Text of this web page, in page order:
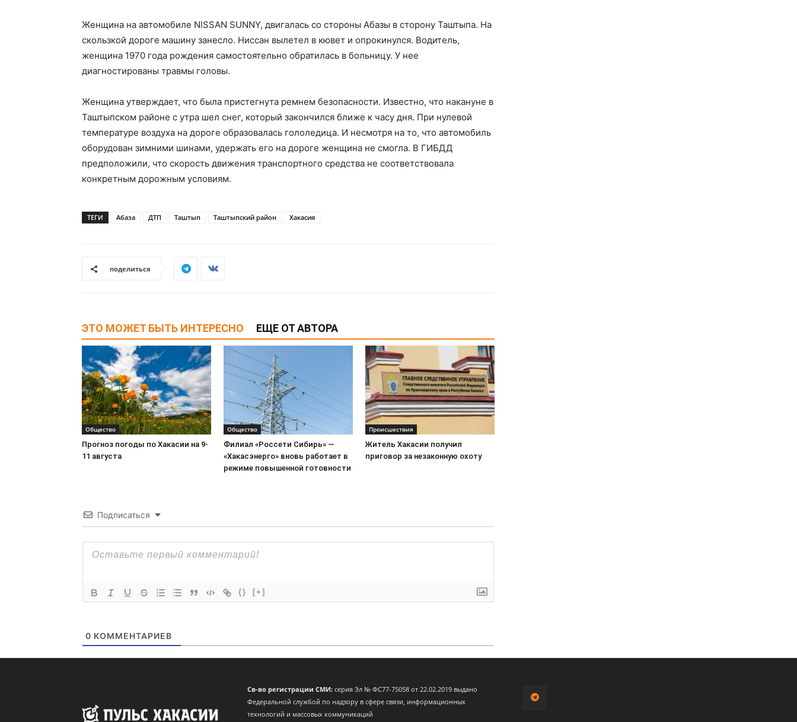
Женщина на автомобиле NISSAN SUNNY, двигалась со стороны Абазы в сторону Таштыпа. На
скользкой дороге машину занесло. Ниссан вылетел в кювет и опрокинулся. Водитель,
женщина 1970 года рождения самостоятельно обратилась в больницу. У нее
диагностированы травмы головы.
Женщина утверждает, что была пристегнута ремнем безопасности. Известно, что накануне в
Таштыпском районе с утра шел снег, который закончился ближе к часу дня. При нулевой
температуре воздуха на дороге образовалась гололедица. И несмотря на то, что автомобиль
оборудован зимними шинами, удержать его на дороге женщина не смогла. В ГИБДД
предположили, что скорость движения транспортного средства не соответствовала
конкретным дорожным условиям.
ТЕГИ Абаза ДТП Таштып Таштыпский район Хакасия
поделиться
ЭТО МОЖЕТ БЫТЬ ИНТЕРЕСНО ЕЩЕ ОТ АВТОРА
Общество
Прогноз погоды по Хакасии на 9-
11 августа
Общество
Филиал «Россети Сибирь» —
«Хакасэнерго» вновь работает в
режиме повышенной готовности
Происшествия
Житель Хакасии получил
приговор за незаконную охоту
Подписаться
{} [+]
0 КОММЕНТАРИЕВ
Св-во регистрации СМИ: серия Эл № ФС77-75058 от 22.02.2019 выдано
Федеральной службой по надзору в сфере связи, информационных
технологий и массовых коммуникаций